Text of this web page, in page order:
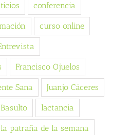
conferencia
curso online
Francisco Ojuelos
Sana Juanjo Cáceres
lactancia
la patraña de la semana